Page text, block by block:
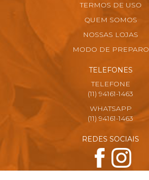
TERMOS DE USO
QUEM SOMOS
NOSSAS LOJAS
MODO DE PREPARO
TELEFONES
TELEFONE
(11) 94161-1463
WHATSAPP
(11) 94161-1463
REDES SOCIAIS